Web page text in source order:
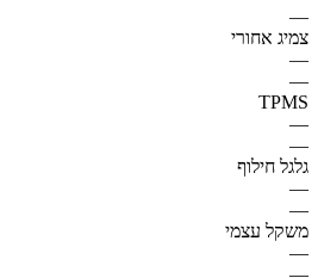
—
צמיג אחורי
—
—
TPMS
—
—
גלגל חילוף
—
—
משקל עצמי
—
—